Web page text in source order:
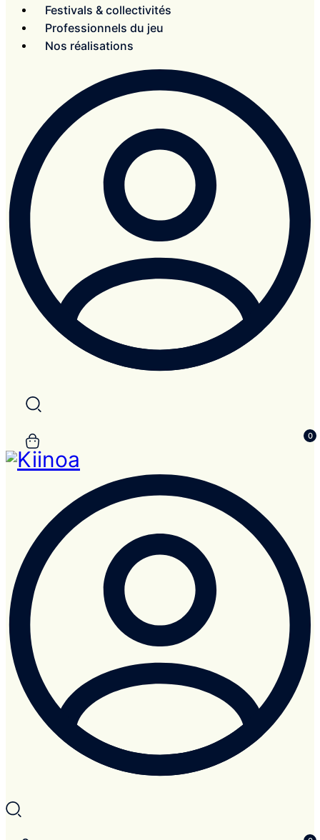
Festivals & collectivités
Professionnels du jeu
Nos réalisations
Search
0
Search